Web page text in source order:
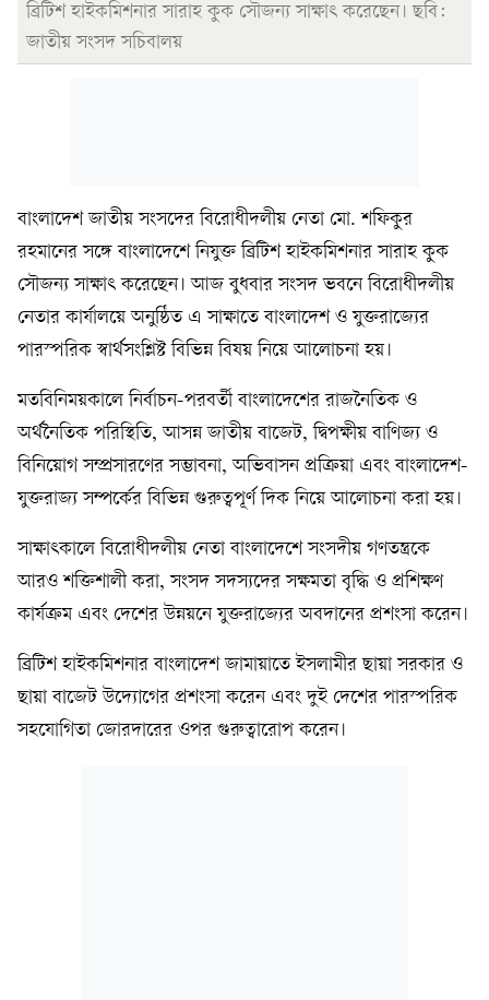
ব্রিটিশ হাইকমিশনার সারাহ কুক সৌজন্য সাক্ষাৎ করেছেন। ছবি:
জাতীয় সংসদ সচিবালয়
বাংলাদেশ জাতীয় সংসদের বিরোধীদলীয় নেতা মো. শফিকুর
রহমানের সঙ্গে বাংলাদেশে নিযুক্ত ব্রিটিশ হাইকমিশনার সারাহ কুক
সৌজন্য সাক্ষাৎ করেছেন। আজ বুধবার সংসদ ভবনে বিরোধীদলীয়
নেতার কার্যালয়ে অনুষ্ঠিত এ সাক্ষাতে বাংলাদেশ ও যুক্তরাজ্যের
পারস্পরিক স্বার্থসংশ্লিষ্ট বিভিন্ন বিষয় নিয়ে আলোচনা হয়।
মতবিনিময়কালে নির্বাচন-পরবর্তী বাংলাদেশের রাজনৈতিক ও
অর্থনৈতিক পরিস্থিতি, আসন্ন জাতীয় বাজেট, দ্বিপক্ষীয় বাণিজ্য ও
বিনিয়োগ সম্প্রসারণের সম্ভাবনা, অভিবাসন প্রক্রিয়া এবং বাংলাদেশ-
যুক্তরাজ্য সম্পর্কের বিভিন্ন গুরুত্বপূর্ণ দিক নিয়ে আলোচনা করা হয়।
সাক্ষাৎকালে বিরোধীদলীয় নেতা বাংলাদেশে সংসদীয় গণতন্ত্রকে
আরও শক্তিশালী করা, সংসদ সদস্যদের সক্ষমতা বৃদ্ধি ও প্রশিক্ষণ
কার্যক্রম এবং দেশের উন্নয়নে যুক্তরাজ্যের অবদানের প্রশংসা করেন।
ব্রিটিশ হাইকমিশনার বাংলাদেশ জামায়াতে ইসলামীর ছায়া সরকার ও
ছায়া বাজেট উদ্যোগের প্রশংসা করেন এবং দুই দেশের পারস্পরিক
সহযোগিতা জোরদারের ওপর গুরুত্বারোপ করেন।